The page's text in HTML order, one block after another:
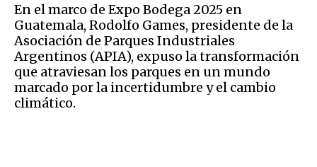
En el marco de Expo Bodega 2025 en
Guatemala, Rodolfo Games, presidente de la
Asociación de Parques Industriales
Argentinos (APIA), expuso la transformación
que atraviesan los parques en un mundo
marcado por la incertidumbre y el cambio
climático.